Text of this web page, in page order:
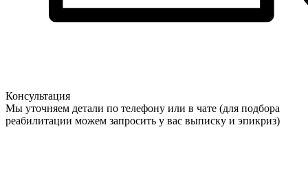
Консультация
Мы уточняем детали по телефону или в чате (для подбора
реабилитации можем запросить у вас выписку и эпикриз)